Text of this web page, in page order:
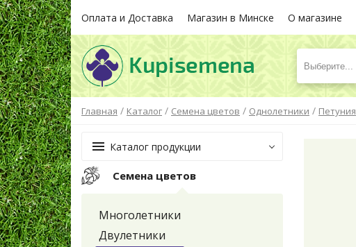
Оплата и Доставка Магазин в Минске О магазине
Выберите...
Главная / Каталог / Семена цветов / Однолетники / Петуния
Каталог продукции
Семена цветов
Многолетники
Двулетники